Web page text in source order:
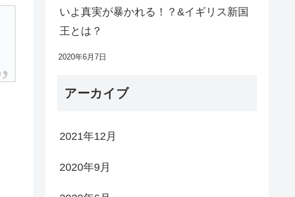
いよ真実が暴かれる！？&イギリス新国
王とは？
2020年6月7日
アーカイブ
2021年12月
2020年9月